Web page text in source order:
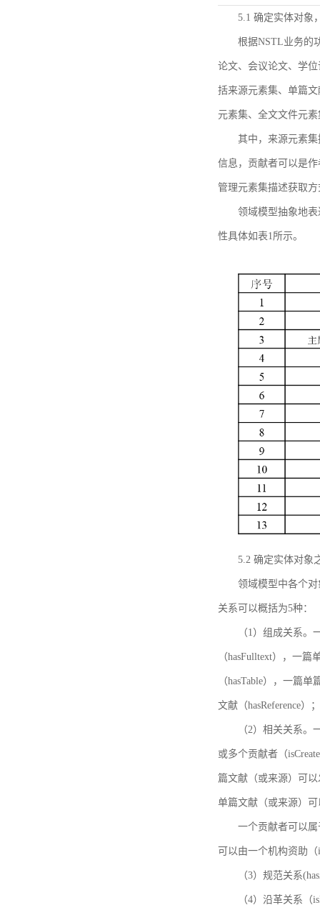
5.1 确定实体对象
根据NSTL业务的
论文、会议论文、学
括来源元素集、单篇
元素集、全文文件元
其中，来源元素
信息，贡献者可以是
管理元素集描述获取
领域模型抽象地
性具体如表1所示。
5.2 确定实体对象
领域模型中各个
关系可以概括为5种：
（1）组成关系
（hasFulltext），一
（hasTable），一篇
文献（hasReference）；
（2）相关关系
或多个贡献者（
篇文献（或来源）可
单篇文献（或来源）可
一个贡献者可以
可以由一个机构资助（
（3）规范关系
（4）沿革关系